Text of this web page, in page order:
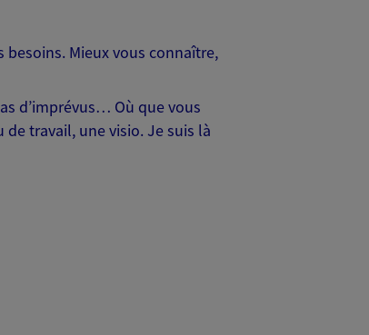
besoins. Mieux vous connaître,
d’imprévus… Où que vous
travail, une visio. Je suis là